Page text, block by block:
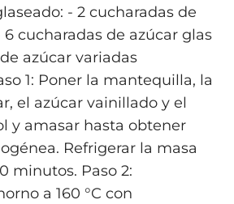
- 2 cucharadas de
cucharadas de azúcar glas
azúcar variadas
1: Poner la mantequilla, la
el azúcar vainillado y el
y amasar hasta obtener
Refrigerar la masa
minutos. Paso 2:
a 160 °C con